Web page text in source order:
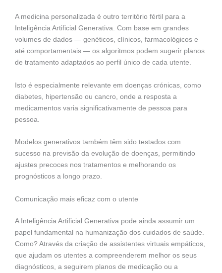
A medicina personalizada é outro território fértil para a
Inteligência Artificial Generativa. Com base em grandes
volumes de dados — genéticos, clínicos, farmacológicos e
até comportamentais — os algoritmos podem sugerir planos
de tratamento adaptados ao perfil único de cada utente.
Isto é especialmente relevante em doenças crónicas, como
diabetes, hipertensão ou cancro, onde a resposta a
medicamentos varia significativamente de pessoa para
pessoa.
Modelos generativos também têm sido testados com
sucesso na previsão da evolução de doenças, permitindo
ajustes precoces nos tratamentos e melhorando os
prognósticos a longo prazo.
Comunicação mais eficaz com o utente
A Inteligência Artificial Generativa pode ainda assumir um
papel fundamental na humanização dos cuidados de saúde.
Como? Através da criação de assistentes virtuais empáticos,
que ajudam os utentes a compreenderem melhor os seus
diagnósticos, a seguirem planos de medicação ou a